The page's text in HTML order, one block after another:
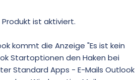
ist aktiviert.
kommt die Anzeige "Es ist kein
Startoptionen den Haken bei
Standard Apps - E-Mails Outlook